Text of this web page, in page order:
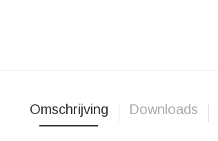
Omschrijving Downloads